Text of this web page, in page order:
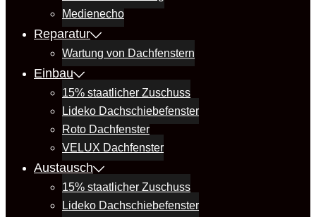
Medienecho
Reparatur
Wartung von Dachfenstern
Einbau
15% staatlicher Zuschuss
Lideko Dachschiebefenster
Roto Dachfenster
VELUX Dachfenster
Austausch
15% staatlicher Zuschuss
Lideko Dachschiebefenster